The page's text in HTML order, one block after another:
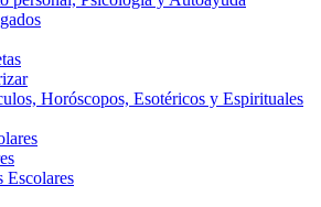
Horóscopos, Esotéricos y Espirituales
Escolares